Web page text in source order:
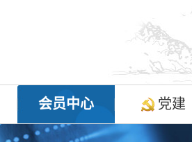
会员中心 党建